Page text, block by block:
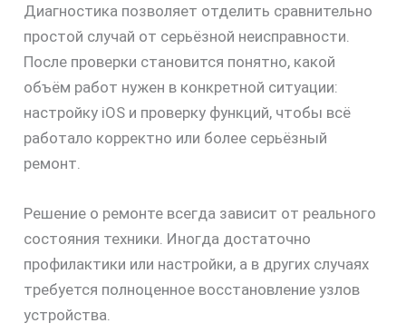
Диагностика позволяет отделить сравнительно
простой случай от серьёзной неисправности.
После проверки становится понятно, какой
объём работ нужен в конкретной ситуации:
настройку iOS и проверку функций, чтобы всё
работало корректно или более серьёзный
ремонт.
Решение о ремонте всегда зависит от реального
состояния техники. Иногда достаточно
профилактики или настройки, а в других случаях
требуется полноценное восстановление узлов
устройства.